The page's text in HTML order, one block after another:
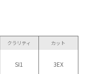
クラリティ
SI1
カット
3EX